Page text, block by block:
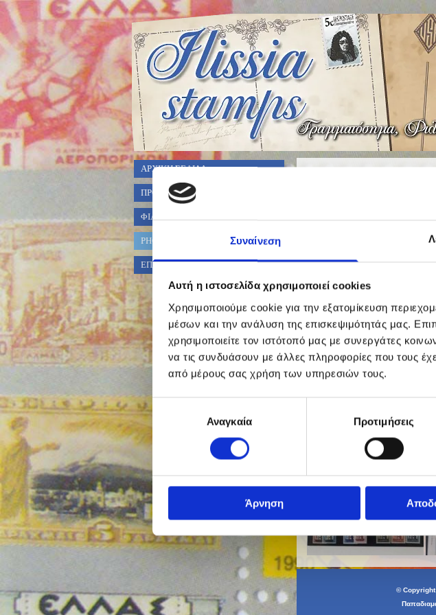
Συναίνεση
Αυτή η ιστοσελίδα χρησιμοποιεί cookies
Χρησιμοποιούμε cookie για την εξατομίκευση
μέσων και την ανάλυση της επισκεψιμότητάς μας.
χρησιμοποιείτε τον ιστότοπό μας με συνεργάτες
να τις συνδυάσουν με άλλες πληροφορίες που τους
από μέρους σας χρήση των υπηρεσιών τους.
Επιλογή
συγκατάθεσηςΑναγκαία Προτιμήσεις
Άρνηση
ΑΡΧΙΚΗ ΣΕΛΙΔΑ
ΠΡΟΣΦΟΡΕΣ ΓΡΑΜ/ΣΗΜΩΝ
ΦΙΛΟΤΕΛΙΚΑ ΑΛΜΠΟΥΜ
PHOTO GALLERY
ΕΠΙΚΟΙΝΩΝΙΑ
© Copyright